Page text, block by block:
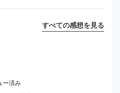
すべての感想を見る
ー済み